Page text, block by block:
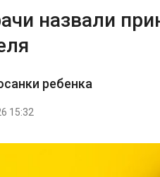
назвали
ребенка
15:32